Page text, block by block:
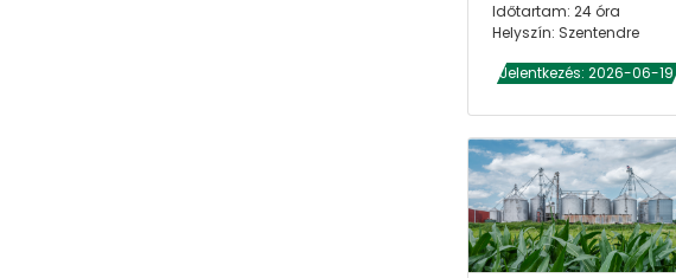
Időtartam: 24 óra
Helyszín: Szentendre
Jelentkezés: 2026-06-19